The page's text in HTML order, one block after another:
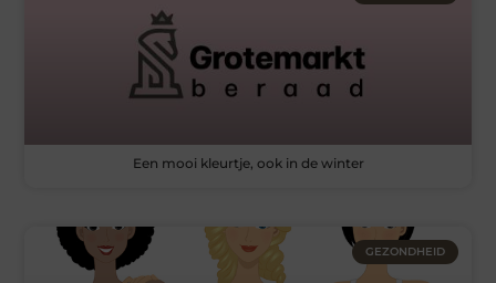
Een mooi kleurtje, ook in de winter
GEZONDHEID